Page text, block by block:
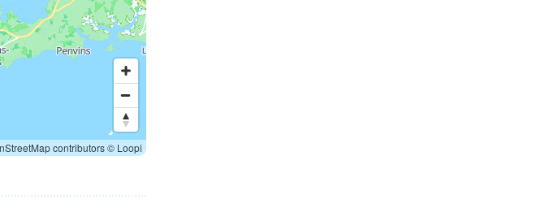
contributors© Loopi